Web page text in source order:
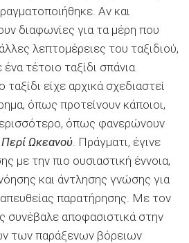
Αν και
διαφωνίες για τα μέρη που
λεπτομέρειες του ταξιδιού,
τέτοιο ταξίδι σπάνια
ταξίδι είχε αρχικά σχεδιαστεί
όπως προτείνουν κάποιοι,
όπως φανερώνουν
Περί Ωκεανού . Πράγματι, έγινε
με την πιο ουσιαστική έννοια,
και άντλησης γνώσης για
παρατήρησης. Με τον
συνέβαλε αποφασιστικά στην
των παράξενων βόρειων